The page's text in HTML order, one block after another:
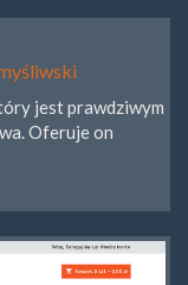
jest prawdziwym
Oferuje on